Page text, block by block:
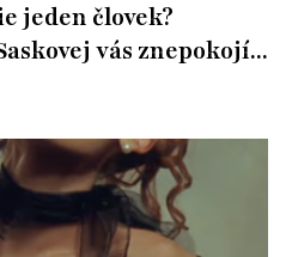
jeden človek?
vás znepokojí...